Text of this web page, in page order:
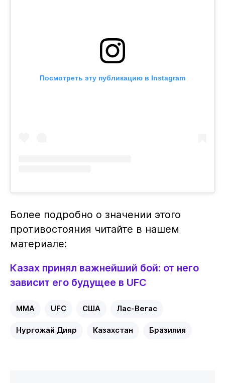
Посмотреть эту публикацию в Instagram
Более подробно о значении этого
противостояния читайте в нашем
материале:
Казах принял важнейший бой: от него
зависит его будущее в UFC
MMA UFC США Лас-Вегас
Нургожай Дияр Казахстан Бразилия